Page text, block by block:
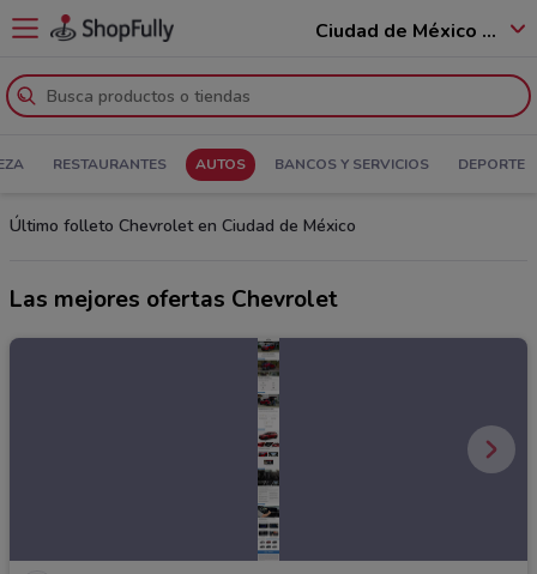
Ciudad de México - 12400
RESTAURANTES AUTOS BANCOS Y SERVICIOS DEPORTE
Último folleto Chevrolet en Ciudad de México
Las mejores ofertas Chevrolet